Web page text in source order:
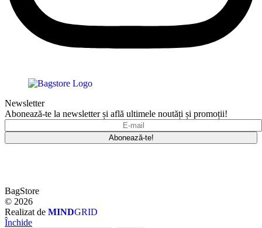
Newsletter
Abonează-te la newsletter și află ultimele noutăți și promoții!
BagStore
© 2026
Realizat de MINDGRID
Închide